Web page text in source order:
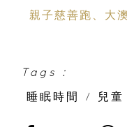
親子慈善跑、大
Tags :
睡眠時間
/ 兒童